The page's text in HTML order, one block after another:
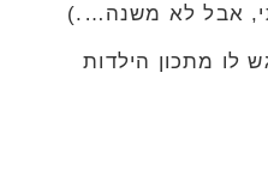
אבל לא משנה….)
לו מתכון הילדות